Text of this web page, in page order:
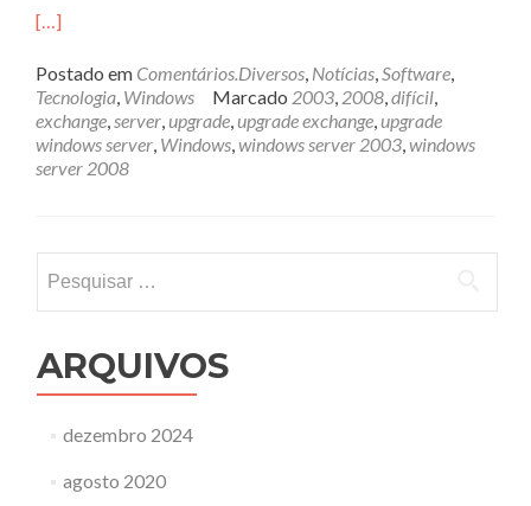
[…]
Postado em Comentários.Diversos, Notícias,Software,
Tecnologia, Windows Marcado 2003, 2008,difícil,
exchange,server,upgrade,upgrade exchange,upgrade
windows server, Windows,windows server 2003,windows
server 2008
por:
ARQUIVOS
dezembro 2024
agosto 2020